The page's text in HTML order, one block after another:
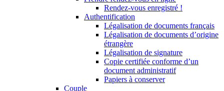
Rendez-vous enregistré !
Authentification
Légalisation de documents français
Légalisation de documents d’origine
étrangère
Légalisation de signature
Copie certifiée conforme d’un
document administratif
Papiers à conserver
Couple